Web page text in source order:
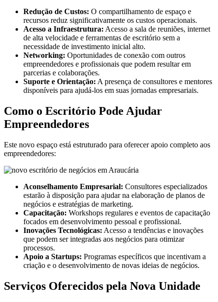
Redução de Custos: O compartilhamento de espaço e
recursos reduz significativamente os custos operacionais.
Acesso a Infraestrutura: Acesso a sala de reuniões, internet
de alta velocidade e ferramentas de escritório sem a
necessidade de investimento inicial alto.
Networking: Oportunidades de conexão com outros
empreendedores e profissionais que podem resultar em
parcerias e colaborações.
Suporte e Orientação: A presença de consultores e mentores
disponíveis para ajudá-los em suas jornadas empresariais.
Como o Escritório Pode Ajudar
Empreendedores
Este novo espaço está estruturado para oferecer apoio completo aos
empreendedores:
Aconselhamento Empresarial: Consultores especializados
estarão à disposição para ajudar na elaboração de planos de
negócios e estratégias de marketing.
Capacitação: Workshops regulares e eventos de capacitação
focados em desenvolvimento pessoal e profissional.
Inovações Tecnológicas: Acesso a tendências e inovações
que podem ser integradas aos negócios para otimizar
processos.
Apoio a Startups: Programas específicos que incentivam a
criação e o desenvolvimento de novas ideias de negócios.
Serviços Oferecidos pela Nova Unidade